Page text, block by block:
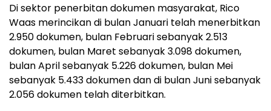
Di sektor penerbitan dokumen masyarakat, Rico
Waas merincikan di bulan Januari telah menerbitkan
2.950 dokumen, bulan Februari sebanyak 2.513
dokumen, bulan Maret sebanyak 3.098 dokumen,
bulan April sebanyak 5.226 dokumen, bulan Mei
sebanyak 5.433 dokumen dan di bulan Juni sebanyak
2.056 dokumen telah diterbitkan.